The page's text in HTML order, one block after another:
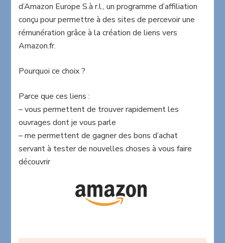
d’Amazon Europe S.à r.l., un programme d’affiliation
conçu pour permettre à des sites de percevoir une
rémunération grâce à la création de liens vers
Amazon.fr.
Pourquoi ce choix ?
Parce que ces liens :
– vous permettent de trouver rapidement les
ouvrages dont je vous parle
– me permettent de gagner des bons d’achat
servant à tester de nouvelles choses à vous faire
découvrir